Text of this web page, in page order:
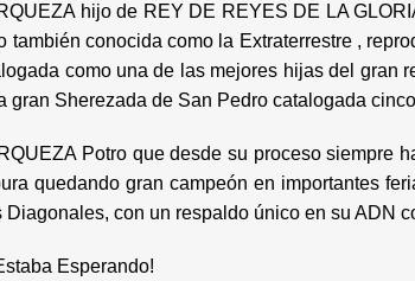
hijo de REY DE REYES DE LA
también conocida como la Extraterrestre ,
como una de las mejores hijas del gran
gran Sherezada de San Pedro catalogada
Potro que desde su proceso siempre
quedando gran campeón en importantes
con un respaldo único en su ADN
Esperando!